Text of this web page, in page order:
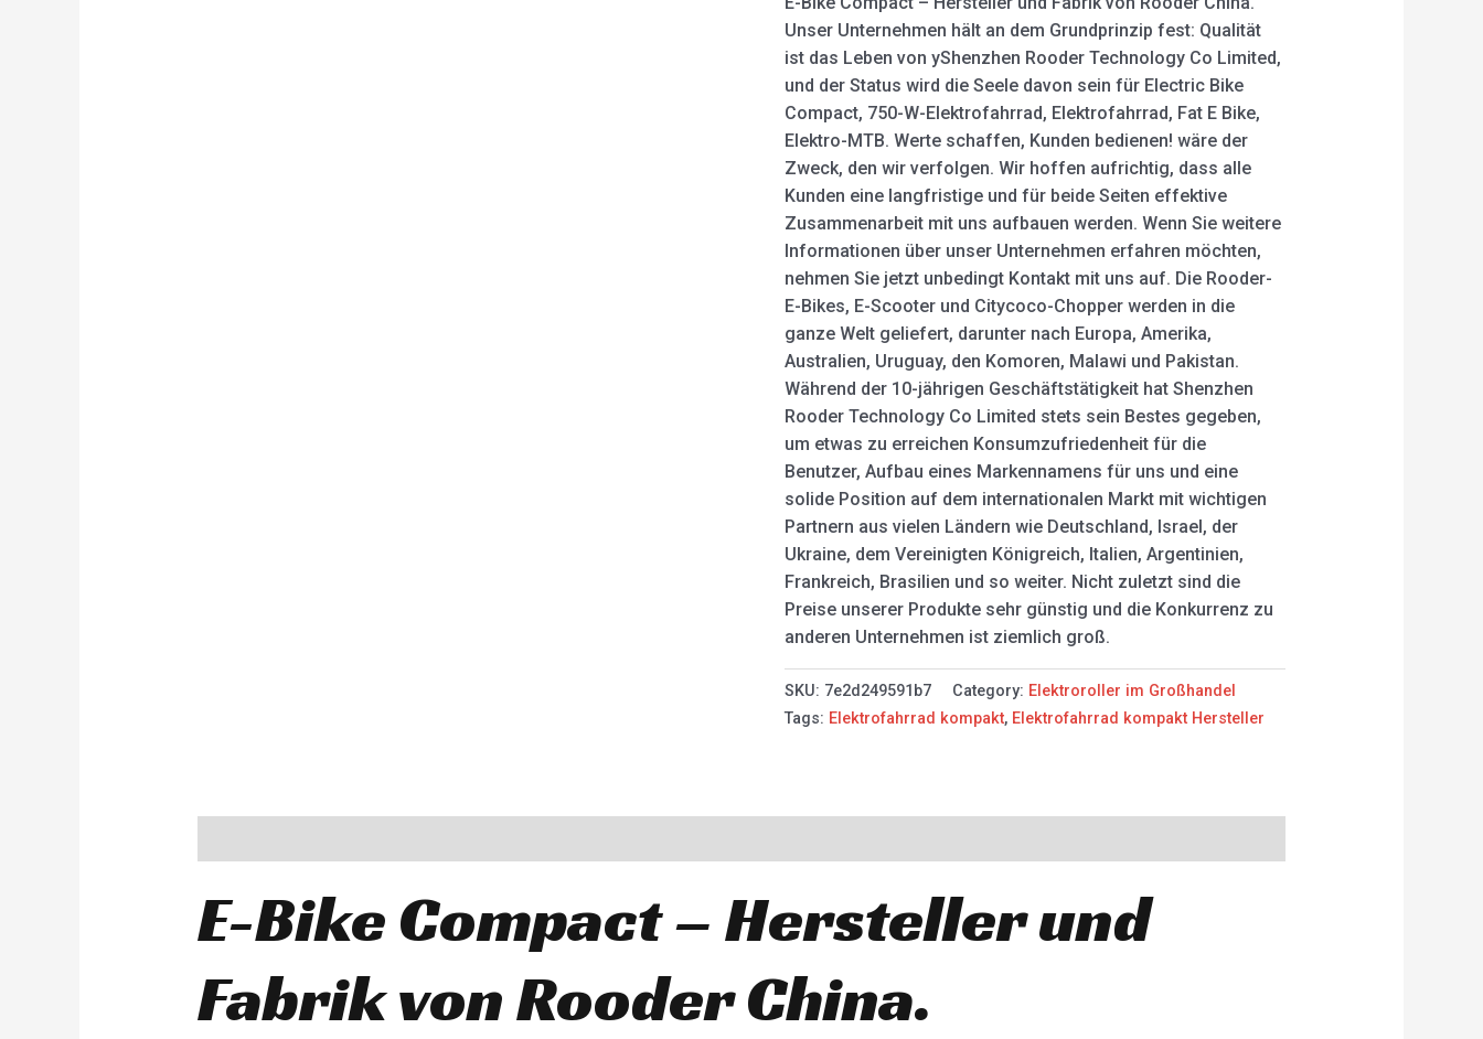
Unser Unternehmen hält an dem Grundprinzip fest: Qualität
ist das Leben von yShenzhen Rooder Technology Co Limited,
und der Status wird die Seele davon sein für Electric Bike
Compact, 750-W-Elektrofahrrad, Elektrofahrrad, Fat E Bike,
Elektro-MTB. Werte schaffen, Kunden bedienen! wäre der
Zweck, den wir verfolgen. Wir hoffen aufrichtig, dass alle
Kunden eine langfristige und für beide Seiten effektive
Zusammenarbeit mit uns aufbauen werden. Wenn Sie weitere
Informationen über unser Unternehmen erfahren möchten,
nehmen Sie jetzt unbedingt Kontakt mit uns auf. Die Rooder-
E-Bikes, E-Scooter und Citycoco-Chopper werden in die
ganze Welt geliefert, darunter nach Europa, Amerika,
Australien, Uruguay, den Komoren, Malawi und Pakistan.
Während der 10-jährigen Geschäftstätigkeit hat Shenzhen
Rooder Technology Co Limited stets sein Bestes gegeben,
um etwas zu erreichen Konsumzufriedenheit für die
Benutzer, Aufbau eines Markennamens für uns und eine
solide Position auf dem internationalen Markt mit wichtigen
Partnern aus vielen Ländern wie Deutschland, Israel, der
Ukraine, dem Vereinigten Königreich, Italien, Argentinien,
Frankreich, Brasilien und so weiter. Nicht zuletzt sind die
Preise unserer Produkte sehr günstig und die Konkurrenz zu
anderen Unternehmen ist ziemlich groß.
SKU: 7e2d249591b7 Category: Elektroroller im Großhandel
Tags: Elektrofahrrad kompakt, Elektrofahrrad kompakt Hersteller
E-Bike Compact – Hersteller und
Fabrik von Rooder China.